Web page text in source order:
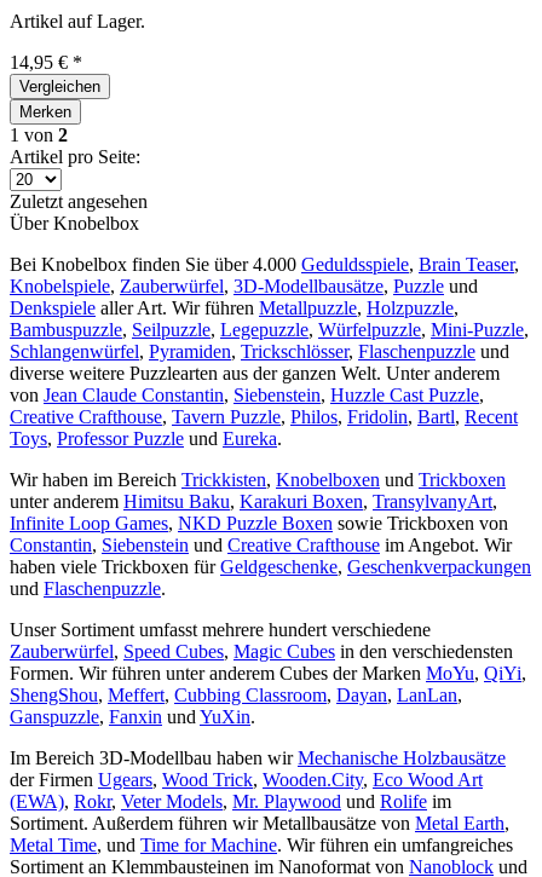
Artikel auf Lager.
14,95 € *
Vergleichen
Merken
1 von 2
Artikel pro Seite:
Zuletzt angesehen
Über Knobelbox
Bei Knobelbox finden Sie über 4.000 Geduldsspiele, Brain Teaser,
Knobelspiele, Zauberwürfel, 3D-Modellbausätze, Puzzle und
Denkspiele aller Art. Wir führen Metallpuzzle, Holzpuzzle,
Bambuspuzzle, Seilpuzzle, Legepuzzle, Würfelpuzzle, Mini-Puzzle,
Schlangenwürfel, Pyramiden, Trickschlösser, Flaschenpuzzle und
diverse weitere Puzzlearten aus der ganzen Welt. Unter anderem
von Jean Claude Constantin, Siebenstein, Huzzle Cast Puzzle,
Creative Crafthouse, Tavern Puzzle, Philos, Fridolin, Bartl, Recent
Toys, Professor Puzzle und Eureka.
Wir haben im Bereich Trickkisten, Knobelboxen und Trickboxen
unter anderem Himitsu Baku, Karakuri Boxen, TransylvanyArt,
Infinite Loop Games, NKD Puzzle Boxen sowie Trickboxen von
Constantin, Siebenstein und Creative Crafthouse im Angebot. Wir
haben viele Trickboxen fürGeldgeschenke, Geschenkverpackungen
und Flaschenpuzzle.
Unser Sortiment umfasst mehrere hundert verschiedene
Zauberwürfel, Speed Cubes, Magic Cubes in den verschiedensten
Formen. Wir führen unter anderem Cubes der Marken MoYu, QiYi,
ShengShou, Meffert, Cubbing Classroom, Dayan, LanLan,
Ganspuzzle, Fanxin und YuXin.
Im Bereich 3D-Modellbau haben wirMechanische Holzbausätze
der Firmen Ugears, Wood Trick, Wooden.City, Eco Wood Art
(EWA), Rokr, Veter Models, Mr. Playwood und Rolife im
Sortiment. Außerdem führen wir Metallbausätze von Metal Earth,
Metal Time, und Time for Machine. Wir führen ein umfangreiches
Sortiment an Klemmbausteinen im Nanoformat von Nanoblock und